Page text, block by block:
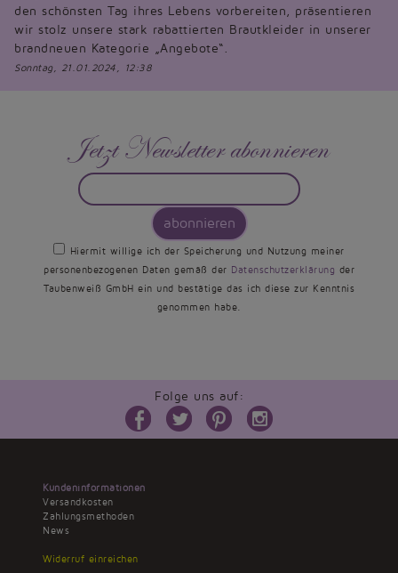
den schönsten Tag ihres Lebens vorbereiten, präsentieren
wir stolz unsere stark rabattierten Brautkleider in unserer
brandneuen Kategorie „Angebote“.
Sonntag, 21.01.2024, 12:38
Jetzt Newsletter abonnieren
abonnieren
Hiermit willige ich der Speicherung und Nutzung meiner
personenbezogenen Daten gemäß der Datenschutzerklärung der
Taubenweiß GmbH ein und bestätige das ich diese zur Kenntnis
genommen habe.
Folge uns auf:
Kundeninformationen
Versandkosten
Zahlungsmethoden
News
Widerruf einreichen